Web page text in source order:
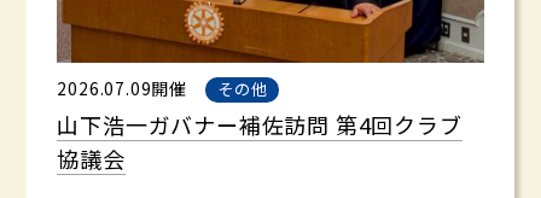
2026.07.09開催 その他
山下浩一ガバナー補佐訪問 第4回クラブ
協議会